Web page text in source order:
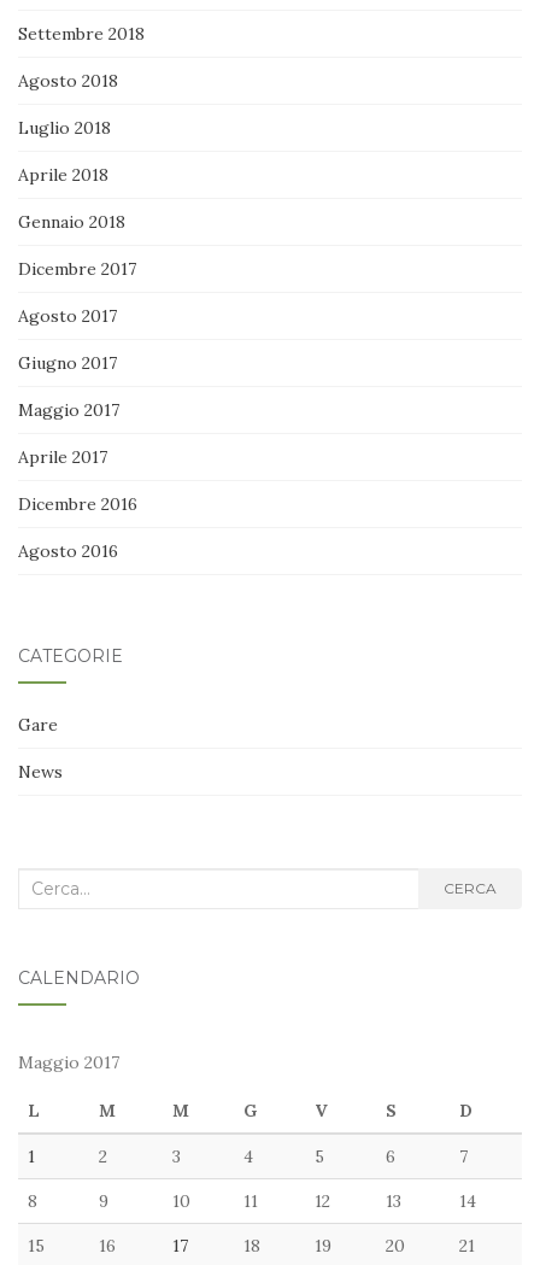
Settembre 2018
Agosto 2018
Luglio 2018
Aprile 2018
Gennaio 2018
Dicembre 2017
Agosto 2017
Giugno 2017
Maggio 2017
Aprile 2017
Dicembre 2016
Agosto 2016
CATEGORIE
Gare
News
Cerca
CERCA
CALENDARIO
Maggio 2017
L M M G V S D
1 2 3 4 5 6 7
8 9 10 11 12 13 14
15 16 17 18 19 20 21